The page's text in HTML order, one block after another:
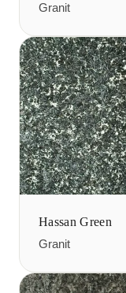
Granit
Hassan Green
Granit